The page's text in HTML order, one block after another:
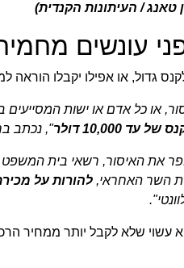
עונשים
גדול, או אפילו יקבלו הוראה
או כל אדם או ישות המסייעים
דולר‏ ‏", נכתב
את האיסור, רשאי בית המשפט
השר האחראי, ‏להורות על
עשוי שלא לקבל יותר ממחיר